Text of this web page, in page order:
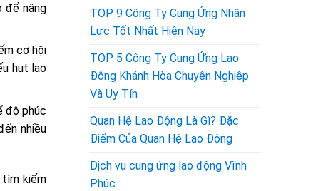
để nâng
cơ hội
hụt lao
độ phúc
nhiều
kiếm
TOP 9 Công Ty Cung Ứng Nhân
Lực Tốt Nhất Hiện Nay
TOP 5 Công Ty Cung Ứng Lao
Động Khánh Hòa Chuyên Nghiệp
Và Uy Tín
Quan Hệ Lao Động Là Gì? Đặc
Điểm Của Quan Hệ Lao Động
Dịch vụ cung ứng lao động Vĩnh
Phúc